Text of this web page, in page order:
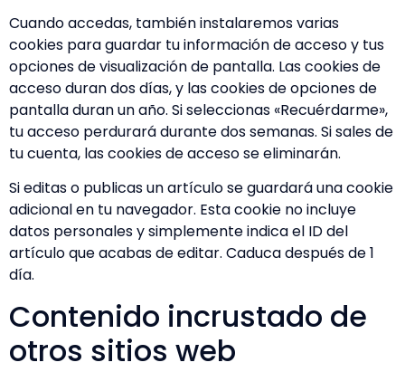
Cuando accedas, también instalaremos varias
cookies para guardar tu información de acceso y tus
opciones de visualización de pantalla. Las cookies de
acceso duran dos días, y las cookies de opciones de
pantalla duran un año. Si seleccionas «Recuérdarme»,
tu acceso perdurará durante dos semanas. Si sales de
tu cuenta, las cookies de acceso se eliminarán.
Si editas o publicas un artículo se guardará una cookie
adicional en tu navegador. Esta cookie no incluye
datos personales y simplemente indica el ID del
artículo que acabas de editar. Caduca después de 1
día.
Contenido incrustado de
otros sitios web